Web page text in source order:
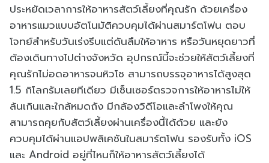
ประหยัดเวลาการให้อาหารสัตว์เลี้ยงที่คุณรัก ด้วยเครื่อง
อาหารแมวแบบอัตโนมัติควบคุมได้ผ่านสมาร์ตโฟน ตอบ
โจทย์สำหรับวันเร่งรีบแต่ดันลืมให้อาหาร หรือวันหยุดยาวที่
ต้องเดินทางไปต่างจังหวัด อุปกรณ์นี้จะช่วยให้สัตว์เลี้ยงที่
คุณรักไม่อดอาหารจนหิวโซ สามารถบรรจุอาหารได้สูงสุด
1.5 กิโลกรัมเลยทีเดียว มีเซ็นเซอร์ตรวจการให้อาหารไม่ให้
ล้นเกินและใกล้หมดถัง มีกล้องวิดีโอและลำโพงให้คุณ
สามารถคุยกับสัตว์เลี้ยงผ่านเครื่องนี้ได้ด้วย และยัง
ควบคุมได้ผ่านแอปพลิเคชันในสมาร์ตโฟน รองรับทั้ง iOS
และ Android อยู่ที่ไหนก็ให้อาหารสัตว์เลี้ยงได้